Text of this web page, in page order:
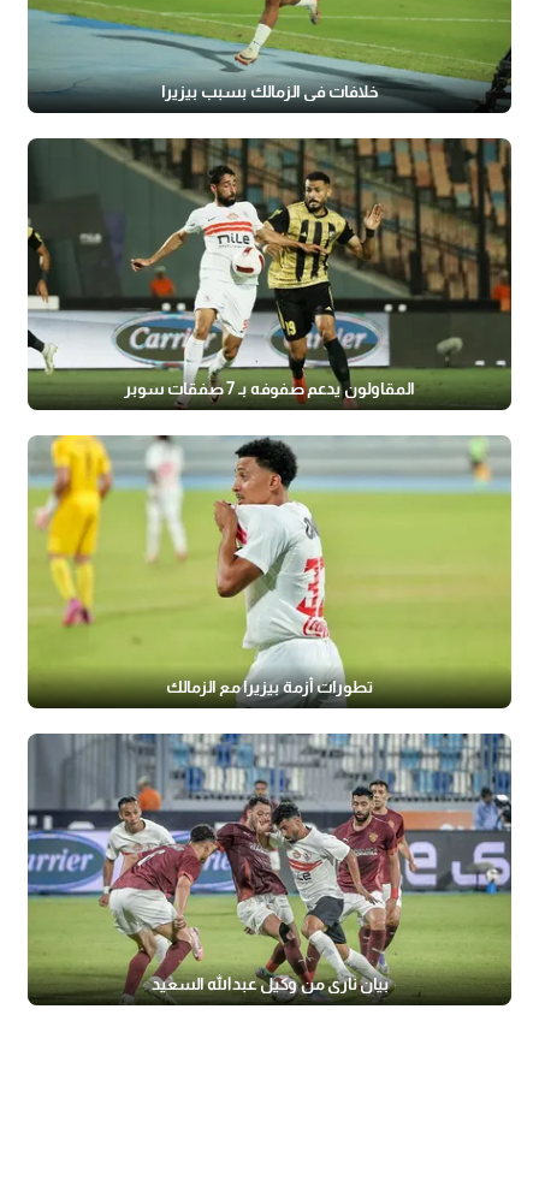
خلافات في الزمالك بسبب بيزيرا
المقاولون يدعم صفوفه بـ 7 صفقات سوبر
تطورات أزمة بيزيرا مع الزمالك
بيان ناري من وكيل عبدالله السعيد